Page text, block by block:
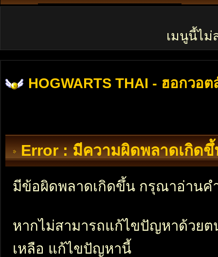
เมนูนี้ไม่
HOGWARTS THAI - ฮอกวอต
Error : มีความผิดพลาดเกิดขึ้
มีข้อผิดพลาดเกิดขึ้น กรุณาอ่านค
หากไม่สามารถแก้ไขปัญหาด้วย
เหลือ แก้ไขปัญหานี้